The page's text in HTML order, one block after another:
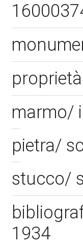
marmo/
pietra/
stucco/
1934